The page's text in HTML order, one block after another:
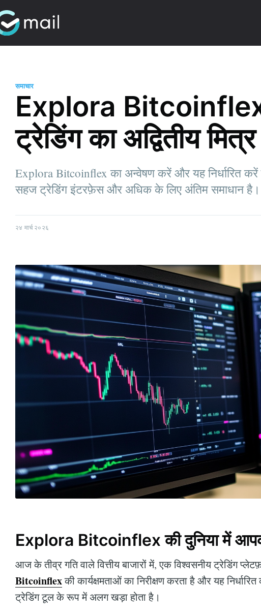
समाचार
Explora
ट्रेडिंग का अद्वितीय
Explora Bitcoinflex का अन्वेषण करें और यह निर्धारित करें
सहज ट्रेडिंग इंटरफ़ेस और अधिक के लिए अंतिम समाधान है।
२४ मार्च २०२६
Explora Bitcoinflex की दुनिया में
आज के तीव्र गति वाले वित्तीय बाजारों में, एक विश्वसनीय ट्रेडिंग
Bitcoinflexकी कार्यक्षमताओं का निरीक्षण करता है और यह
ट्रेडिंग टूल के रूप में अलग खड़ा होता है।